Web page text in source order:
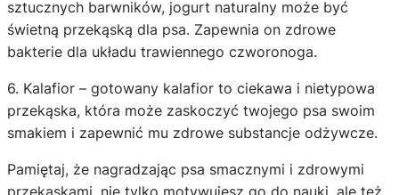
sztucznych barwników, jogurt naturalny może być
świetną przekąską dla psa. Zapewnia on zdrowe
bakterie dla układu trawiennego czworonoga.
6. Kalafior – gotowany kalafior to ciekawa i nietypowa
przekąska, która może zaskoczyć twojego psa swoim
smakiem i zapewnić mu zdrowe substancje odżywcze.
Pamiętaj, że nagradzając psa smacznymi i zdrowymi